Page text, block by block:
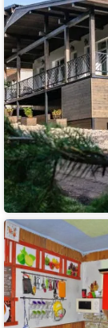
Абажур